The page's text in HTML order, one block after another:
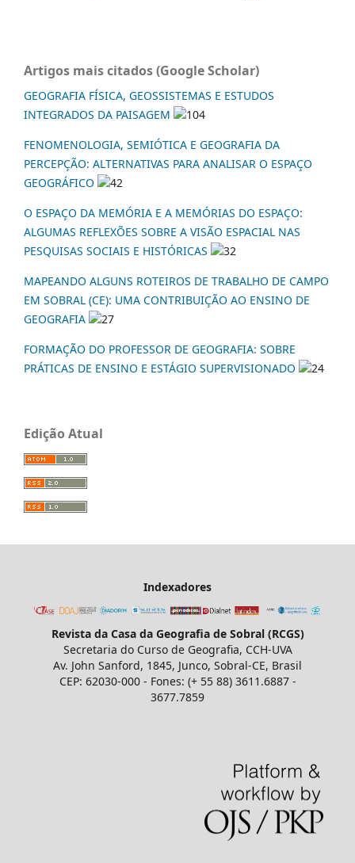
Artigos mais citados (Google Scholar)
GEOGRAFIA FÍSICA, GEOSSISTEMAS E ESTUDOS
INTEGRADOS DA PAISAGEM
104
FENOMENOLOGIA, SEMIÓTICA E GEOGRAFIA DA
PERCEPÇÃO: ALTERNATIVAS PARA ANALISAR O ESPAÇO
GEOGRÁFICO
42
O ESPAÇO DA MEMÓRIA E A MEMÓRIAS DO ESPAÇO:
ALGUMAS REFLEXÕES SOBRE A VISÃO ESPACIAL NAS
PESQUISAS SOCIAIS E HISTÓRICAS
32
MAPEANDO ALGUNS ROTEIROS DE TRABALHO DE CAMPO
EM SOBRAL (CE): UMA CONTRIBUIÇÃO AO ENSINO DE
GEOGRAFIA
27
FORMAÇÃO DO PROFESSOR DE GEOGRAFIA: SOBRE
PRÁTICAS DE ENSINO E ESTÁGIO SUPERVISIONADO
24
Edição Atual
Indexadores
Revista da Casa da Geografia de Sobral (RCGS)
Secretaria do Curso de Geografia, CCH-UVA
Av. John Sanford, 1845, Junco, Sobral-CE, Brasil
CEP: 62030-000 - Fones: (+ 55 88) 3611.6887 -
3677.7859